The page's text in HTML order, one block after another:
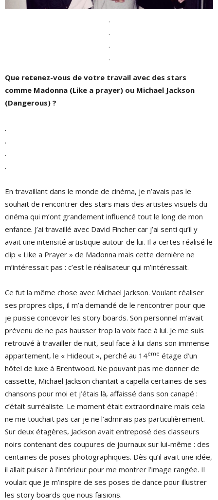
.
.
.
.
Que retenez-vous de votre travail avec des stars
comme Madonna (Like a prayer) ou Michael Jackson
(Dangerous) ?
.
.
.
.
En travaillant dans le monde de cinéma, je n’avais pas le
souhait de rencontrer des stars mais des artistes visuels du
cinéma qui m’ont grandement influencé tout le long de mon
enfance. J’ai travaillé avec David Fincher car j’ai senti qu’il y
avait une intensité artistique autour de lui. Il a certes réalisé le
clip « Like a Prayer » de Madonna mais cette dernière ne
m’intéressait pas : c’est le réalisateur qui m’intéressait.
Ce fut la même chose avec Michael Jackson. Voulant réaliser
ses propres clips, il m’a demandé de le rencontrer pour que
je puisse concevoir les story boards. Son personnel m’avait
prévenu de ne pas hausser trop la voix face à lui. Je me suis
retrouvé à travailler de nuit, seul face à lui dans son immense
appartement, le « Hideout », perché au 14ème étage d’un
hôtel de luxe à Brentwood. Ne pouvant pas me donner de
cassette, Michael Jackson chantait a capella certaines de ses
chansons pour moi et j’étais là, affaissé dans son canapé :
c’était surréaliste. Le moment était extraordinaire mais cela
ne me touchait pas car je ne l’admirais pas particulièrement.
Sur deux étagères, Jackson avait entreposé des classeurs
noirs contenant des coupures de journaux sur lui-même : des
centaines de poses photographiques. Dès qu’il avait une idée,
il allait puiser à l’intérieur pour me montrer l’image rangée. Il
voulait que je m’inspire de ses poses de dance pour illustrer
les story boards que nous faisions.